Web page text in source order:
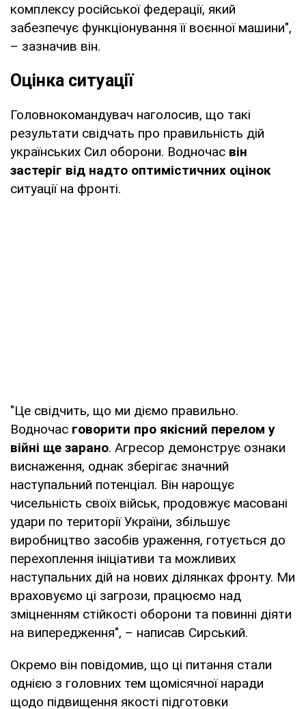
комплексу російської федерації, який
забезпечує функціонування її воєнної машини",
– зазначив він.
Оцінка ситуації
Головнокомандувач наголосив, що такі
результати свідчать про правильність дій
українських Сил оборони. Водночас він
застеріг від надто оптимістичних оцінок
ситуації на фронті.
"Це свідчить, що ми діємо правильно.
Водночас говорити про якісний перелом у
війні ще зарано. Агресор демонструє ознаки
виснаження, однак зберігає значний
наступальний потенціал. Він нарощує
чисельність своїх військ, продовжує масовані
удари по території України, збільшує
виробництво засобів ураження, готується до
перехоплення ініціативи та можливих
наступальних дій на нових ділянках фронту. Ми
враховуємо ці загрози, працюємо над
зміцненням стійкості оборони та повинні діяти
на випередження", – написав Сирський.
Окремо він повідомив, що ці питання стали
однією з головних тем щомісячної наради
щодо підвищення якості підготовки